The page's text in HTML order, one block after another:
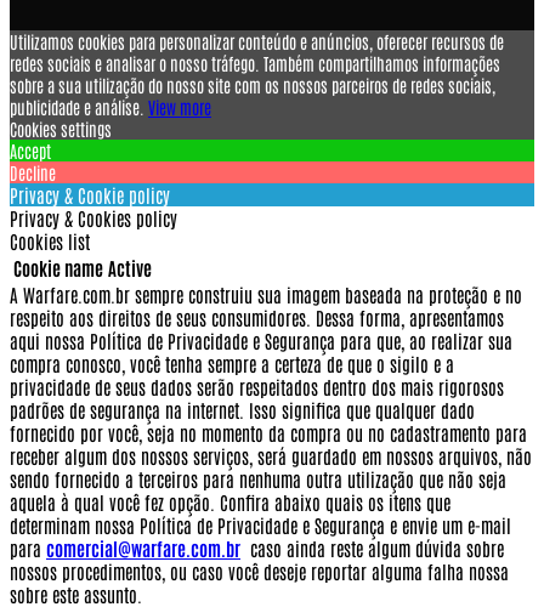
Utilizamos cookies para personalizar conteúdo e anúncios, oferecer recursos de
redes sociais e analisar o nosso tráfego. Também compartilhamos informações
sobre a sua utilização do nosso site com os nossos parceiros de redes sociais,
publicidade e análise. View more
Cookies settings
Accept
Decline
Privacy & Cookie policy
Privacy & Cookies policy
Cookies list
Cookie name Active
A Warfare.com.br sempre construiu sua imagem baseada na proteção e no
respeito aos direitos de seus consumidores. Dessa forma, apresentamos
aqui nossa Política de Privacidade e Segurança para que, ao realizar sua
compra conosco, você tenha sempre a certeza de que o sigilo e a
privacidade de seus dados serão respeitados dentro dos mais rigorosos
padrões de segurança na internet. Isso significa que qualquer dado
fornecido por você, seja no momento da compra ou no cadastramento para
receber algum dos nossos serviços, será guardado em nossos arquivos, não
sendo fornecido a terceiros para nenhuma outra utilização que não seja
aquela à qual você fez opção. Confira abaixo quais os itens que
determinam nossa Política de Privacidade e Segurança e envie um e-mail
para comercial@warfare.com.br caso ainda reste algum dúvida sobre
nossos procedimentos, ou caso você deseje reportar alguma falha nossa
sobre este assunto.